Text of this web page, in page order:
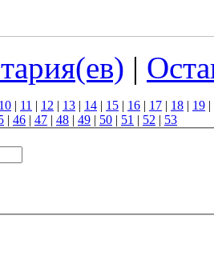
|
10 | 11 | 12 | 13 | 14 | 15 | 16 | 17 | 18 | 19 |
| 46 | 47 | 48 | 49 | 50 | 51 | 52 | 53